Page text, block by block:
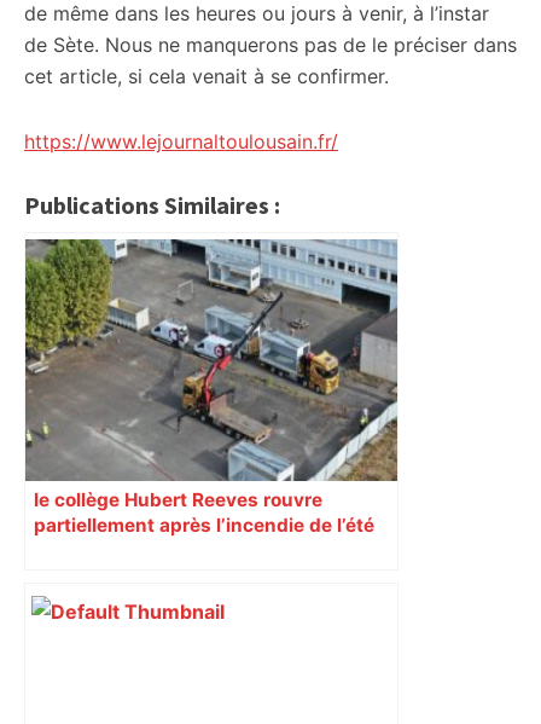
de même dans les heures ou jours à venir, à l’instar
de Sète. Nous ne manquerons pas de le préciser dans
cet article, si cela venait à se confirmer.
https://www.lejournaltoulousain.fr/
Publications Similaires :
le collège Hubert Reeves rouvre
partiellement après l’incendie de l’été